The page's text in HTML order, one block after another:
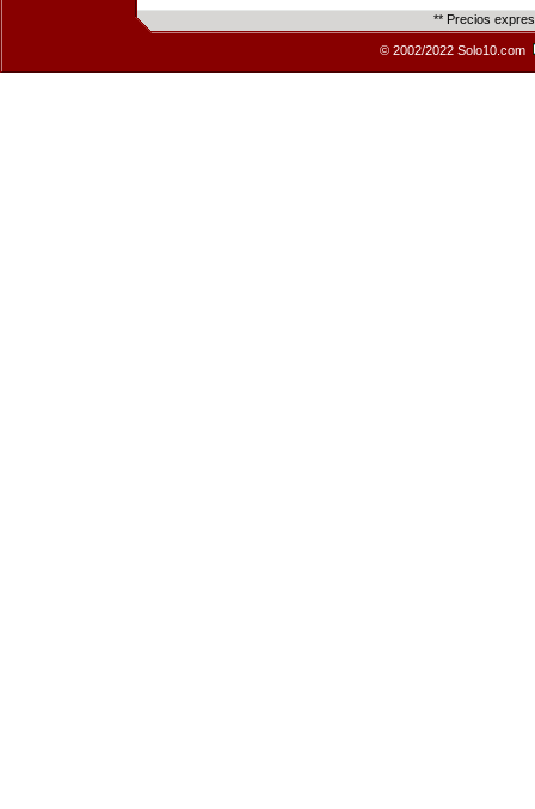
** Precios
© 2002/2022 Solo10.com